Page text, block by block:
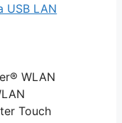
USB LAN
WLAN
Touch